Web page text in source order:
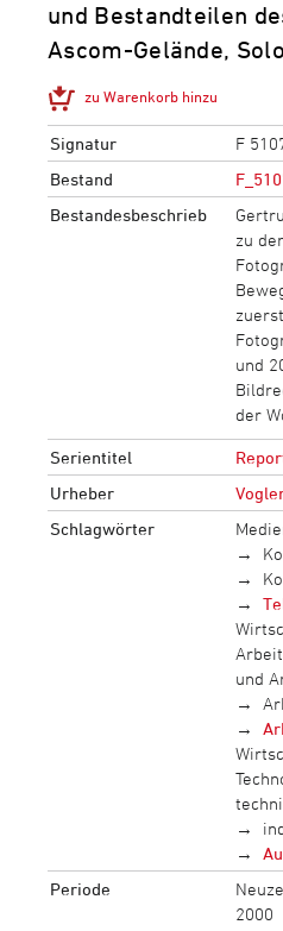
und Bestandteilen
Ascom-Gelände,
zu Warenkorb hinzu
Signatur
F
Bestand
Bestandesbeschrieb
zu
und
der
Serientitel
Urheber
Schlagwörter
Arbeit
und
Periode
2000